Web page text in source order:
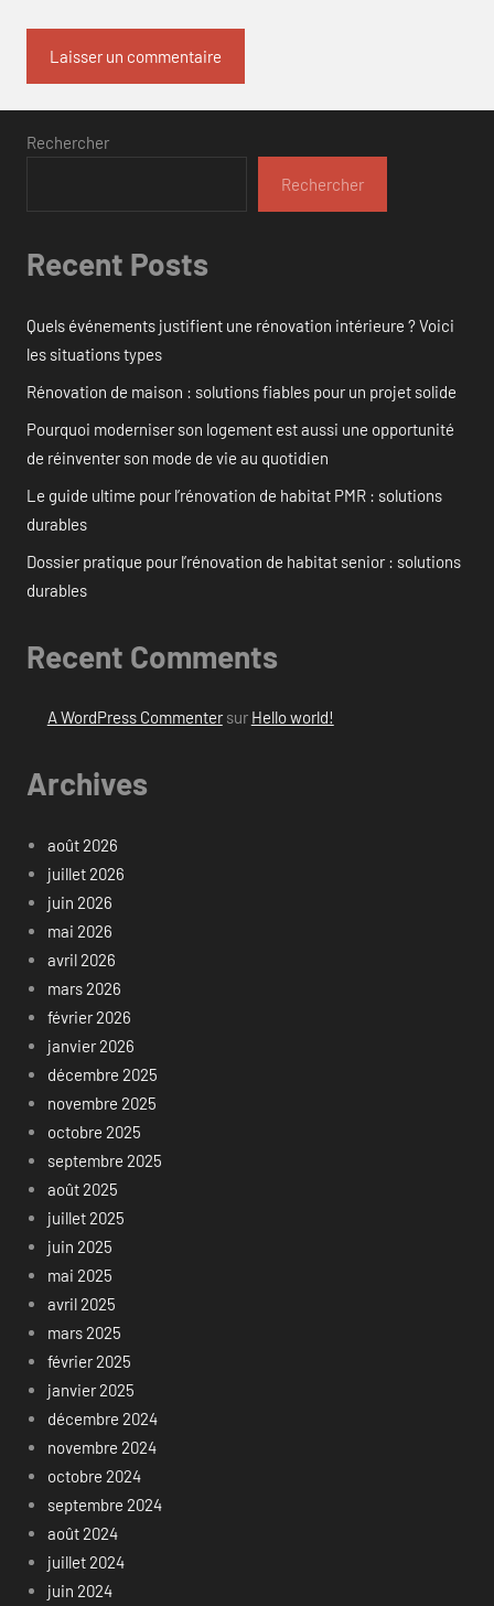
Rechercher
Rechercher
Recent Posts
Quels événements justifient une rénovation intérieure ? Voici
les situations types
Rénovation de maison : solutions fiables pour un projet solide
Pourquoi moderniser son logement est aussi une opportunité
de réinventer son mode de vie au quotidien
Le guide ultime pour l’rénovation de habitat PMR : solutions
durables
Dossier pratique pour l’rénovation de habitat senior : solutions
durables
Recent Comments
A WordPress Commentersur Hello world!
Archives
août 2026
juillet 2026
juin 2026
mai 2026
avril 2026
mars 2026
février 2026
janvier 2026
décembre 2025
novembre 2025
octobre 2025
septembre 2025
août 2025
juillet 2025
juin 2025
mai 2025
avril 2025
mars 2025
février 2025
janvier 2025
décembre 2024
novembre 2024
octobre 2024
septembre 2024
août 2024
juillet 2024
juin 2024